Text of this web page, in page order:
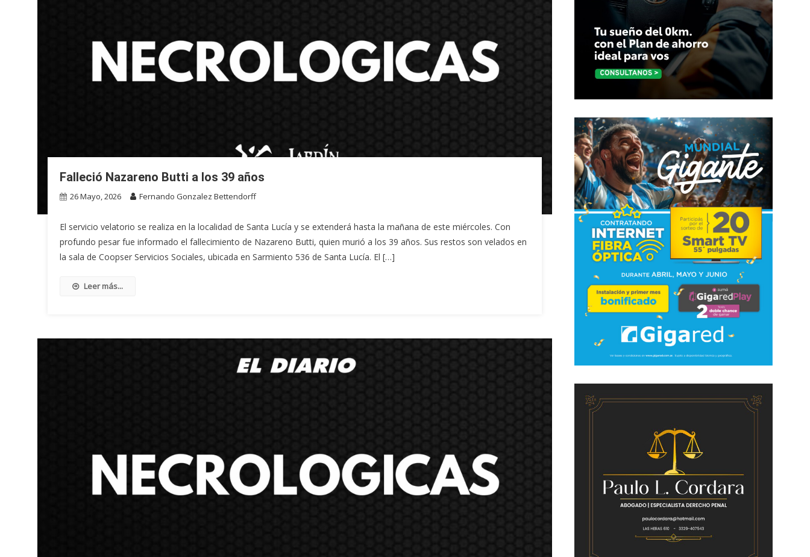
Falleció Nazareno Butti a los 39 años
26 Mayo, 2026 Fernando Gonzalez Bettendorff
El servicio velatorio se realiza en la localidad de Santa Lucía y se extenderá hasta la mañana de este miércoles. Con
profundo pesar fue informado el fallecimiento de Nazareno Butti, quien murió a los 39 años. Sus restos son velados en
la sala de Coopser Servicios Sociales, ubicada en Sarmiento 536 de Santa Lucía. El […]
Leer más...